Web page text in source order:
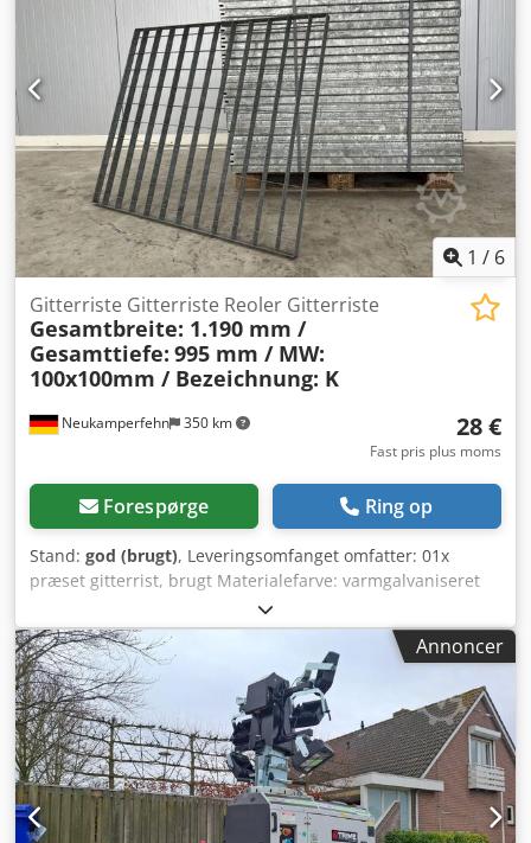
1 / 6
Neukamperfehn 350 km
Gitterriste Gitterriste Reoler Gitterriste
Gesamtbreite: 1.190 mm /
Gesamttiefe: 995 mm / MW:
100x100mm / Bezeichnung: K
28 €
Fast pris plus moms
Forespørge Ring op
Stand: god (brugt), Leveringsomfanget omfatter: 01x
præset gitterrist, brugt Materialefarve: varmgalvaniseret
Samlet dybde: 995 mm (bæreretning) Samlet bredde: 1.190
mm (tværstagretning) Bærejernsmål: 40/2,0 mm
Rammehøjde: 40 mm Maskestørrelse: 100 x 100 mm Vægt:
ca. 11,44 kg | stk. Intern betegnelse: K Bemærkning: -
Gitterristene kan have skader, ridser, buler, svejsninger
mv. Dcedpfx Asncbgzodtek Generelle oplysninger om
varen: Denne vare tilbydes kun til afhentning. Ønskes
transport eller forsendelse derudover, er dette forbundet
med yderligere omkostninger, som kan forespørges
særskilt hos os afhængigt af leveringssted og -omfang.
Annoncer